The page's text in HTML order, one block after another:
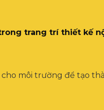
trang trí thiết kế
môi trường để tạo